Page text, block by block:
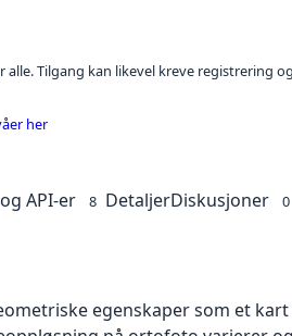
Tilgang kan likevel kreve registrering
her
API-er 8 DetaljerDiskusjoner 0
egenskaper som et